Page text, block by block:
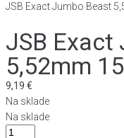
JSB Exact Jumbo Beast
JSB Exact
5,52mm
9,19 €
Na sklade
Na sklade
množstvo